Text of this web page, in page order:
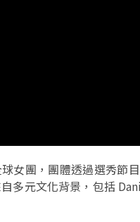
女團，團體透過選秀節
多元文化背景，包括